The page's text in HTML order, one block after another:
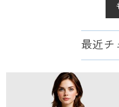
最近チ